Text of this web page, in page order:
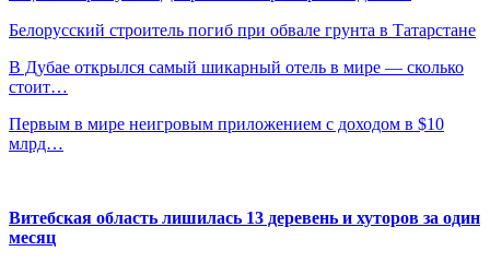
Белорусский строитель погиб при обвале грунта в Татарстане
В Дубае открылся самый шикарный отель в мире — сколько
стоит…
Первым в мире неигровым приложением с доходом в $10
млрд…
Витебская область лишилась 13 деревень и хуторов за один
месяц